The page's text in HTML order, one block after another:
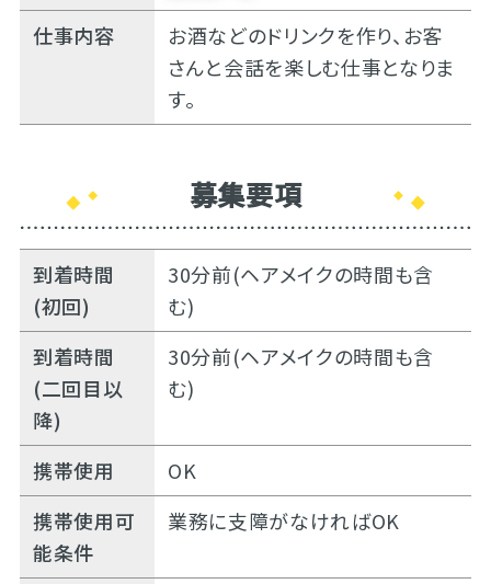
仕事内容
お酒などのドリンクを作り、お客
さんと会話を楽しむ仕事となりま
す。
募集要項
到着時間
(初回)
30分前(ヘアメイクの時間も含
む)
到着時間
(二回目以
降)
30分前(ヘアメイクの時間も含
む)
携帯使用
OK
携帯使用可
能条件
業務に支障がなければOK